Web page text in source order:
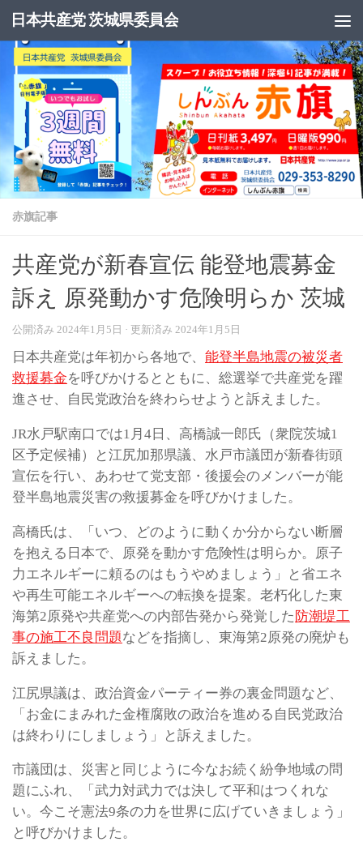
コンテンツへスキップ
日本共産党 茨城県委員会
赤旗記事
共産党が新春宣伝 能登地震募金
訴え 原発動かす危険明らか 茨城
公開済み 2024年1月5日 · 更新済み 2024年1月5日
日本共産党は年初から各地で、 能登半島地震の被災者
救援募金を呼びかけるとともに、総選挙で共産党を躍
進させ、自民党政治を終わらせようと訴えました。
JR水戸駅南口では1月4日、高橋誠一郎氏（衆院茨城1
区予定候補）と江尻加那県議、水戸市議団が新春街頭
宣伝を行い、あわせて党支部・後援会のメンバーが能
登半島地震災害の救援募金を呼びかけました。
高橋氏は、「いつ、どのように動くか分からない断層
を抱える日本で、原発を動かす危険性は明らか。原子
力エネルギーに頼るのはもうやめましょう」と省エネ
や再生可能エネルギーへの転換を提案。老朽化した東
海第2原発や共産党への内部告発から発覚した 防潮堤工
事の施工不良問題などを指摘し、東海第2原発の廃炉も
訴えました。
江尻県議は、政治資金パーティー券の裏金問題など、
「お金にまみれた金権腐敗の政治を進める自民党政治
は終わりにしましょう」と訴えました。
市議団は、災害と同じように今なお続く紛争地域の問
題にふれ、「武力対武力では決して平和はつくれな
い。今こそ憲法9条の力を世界に広げていきましょう」
と呼びかけました。